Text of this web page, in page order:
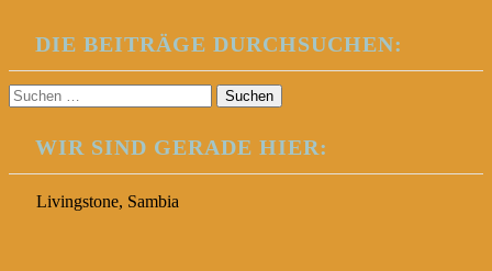
DIE BEITRÄGE DURCHSUCHEN:
Suchen
nach:
WIR SIND GERADE HIER:
Livingstone, Sambia